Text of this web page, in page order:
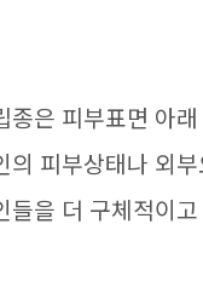
종은 피부표면 아
의 피부상태나 외
들을 더 구체적이